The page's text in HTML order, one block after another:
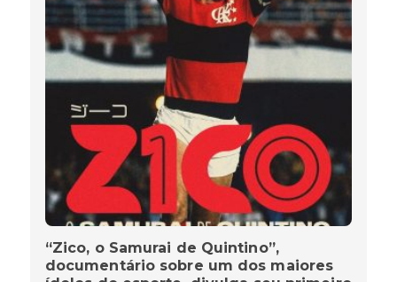
“Zico, o Samurai de Quintino”,
documentário sobre um dos maiores